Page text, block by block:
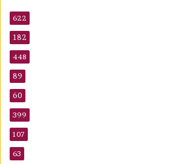
622
182
448
89
60
399
107
63